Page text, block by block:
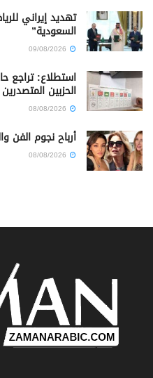
تهديد إيراني
السعودية”
استطلاع: تراجع
الحزبين المتصدرين
أرباح نجوم الفن